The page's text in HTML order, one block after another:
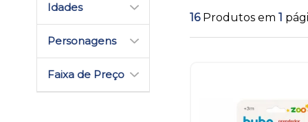
Idades
Personagens
Faixa de Preço
16 Produtos em 1